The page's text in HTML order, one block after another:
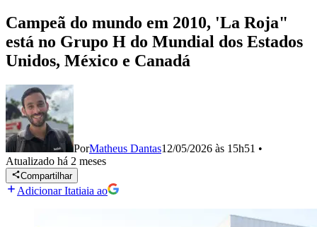
Campeã do mundo em 2010, 'La Roja"
está no Grupo H do Mundial dos Estados
Unidos, México e Canadá
PorMatheus Dantas12/05/2026 às 15h51 •
Atualizado há 2 meses
Compartilhar
Adicionar Itatiaia ao